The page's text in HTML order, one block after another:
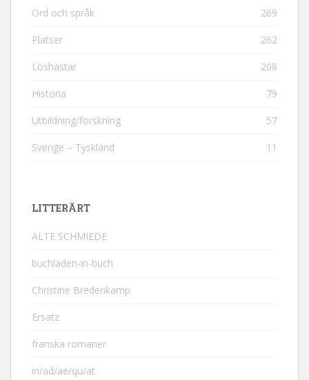
Ord och språk 269
Platser 262
Löshästar 208
Historia 79
Utbildning/forskning 57
Sverige – Tyskland 11
LITTERÄRT
ALTE SCHMIEDE
buchladen-in-buch
Christine Bredenkamp
Ersatz
franska romaner
in/ad/ae/qu/at